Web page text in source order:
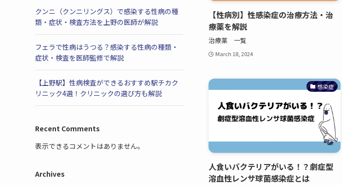
【性病別】性感染症の治療方法・治
療薬を解説
治療薬 一覧
March 18, 2024
感染症
人食いバクテリアがいる！？劇症型
溶血性レンサ球菌感染症とは
クンニ（クンニリングス）で感染する性病の種
類・症状・検査方法を上野の医師が解説
フェラで性病はうつる？感染する性病の種類・
症状・検査を医師監修で解説
【上野駅】性病検査ができるおすすめ駅チカク
リニック4選！クリニックの選び方も解説
Recent Comments
表示できるコメントはありません。
Archives